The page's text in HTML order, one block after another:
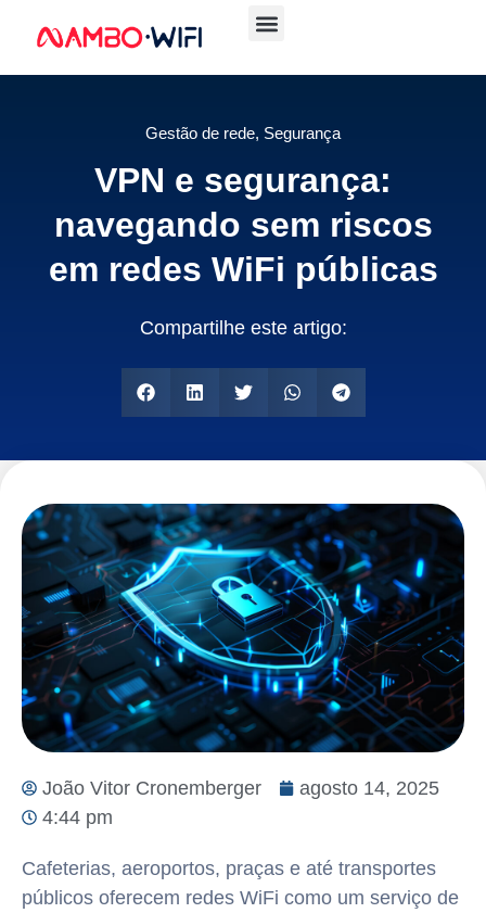
Gestão de rede, Segurança
VPN e segurança:
navegando sem riscos
em redes WiFi públicas
Compartilhe este artigo:
João Vitor Cronemberger
agosto 14, 2025
4:44 pm
Cafeterias, aeroportos, praças e até transportes
públicos oferecem redes WiFi como um serviço de